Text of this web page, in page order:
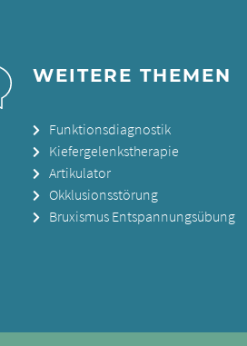
WEITERE THEMEN
Funktionsdiagnostik
Kiefergelenkstherapie
Artikulator
Okklusionsstörung
Bruxismus Entspannungsübung